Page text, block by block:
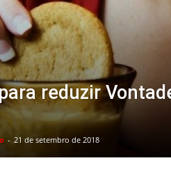
reduzir
- 21 de setembro de 2018